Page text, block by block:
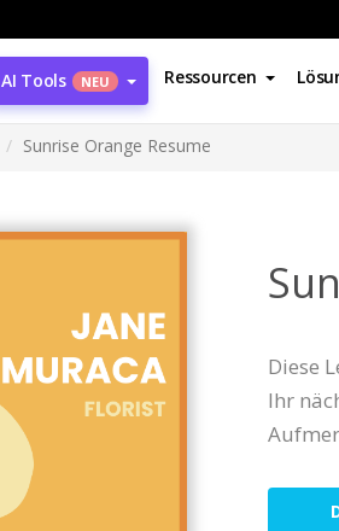
AI Tools NEU Ressourcen
Sunrise Orange Resume
Diese
Ihr